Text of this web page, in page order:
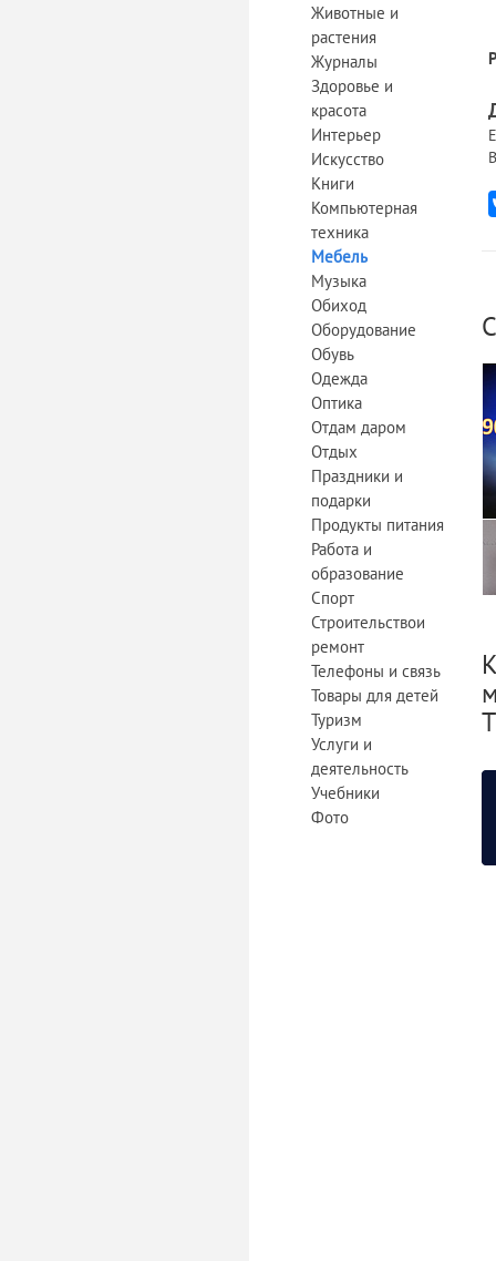
Животные и
растения
Журналы
Здоровье и
красота
Интерьер
Искусство
Книги
Компьютерная
техника
Мебель
Музыка
Обиход
Оборудование
Обувь
Одежда
Оптика
Отдам даром
Отдых
Праздники и
подарки
Продукты питания
Работа и
образование
Спорт
Строительствои
ремонт
Телефоны и связь
Товары для детей
Туризм
Услуги и
деятельность
Учебники
Фото